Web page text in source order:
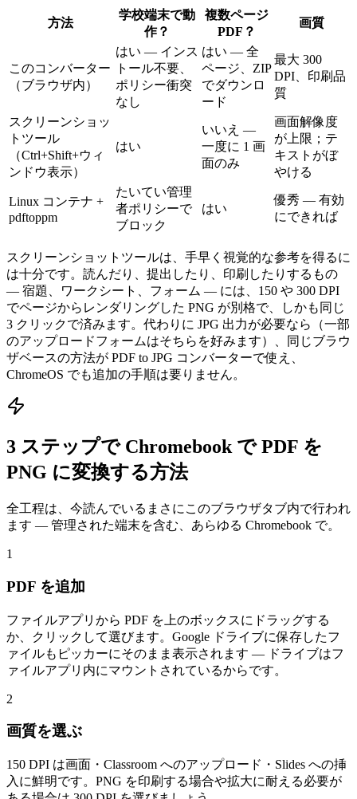
方法
学校端末で動
作？
複数ページ
PDF？
画質
このコンバーター
（ブラウザ内）
はい — インス
トール不要、
ポリシー衝突
なし
はい — 全
ページ、ZIP
でダウンロ
ード
最大 300
DPI、印刷品
質
スクリーンショッ
トツール
（Ctrl+Shift+ウィ
ンドウ表示）
はい
いいえ —
一度に 1 画
面のみ
画面解像度
が上限；テ
キストがぼ
やける
Linux コンテナ +
pdftoppm
たいてい管理
者ポリシーで
ブロック
はい
優秀 — 有効
にできれば
スクリーンショットツールは、手早く視覚的な参考を得るに
は十分です。読んだり、提出したり、印刷したりするもの
— 宿題、ワークシート、フォーム — には、150 や 300 DPI
でページからレンダリングした PNG が別格で、しかも同じ
3 クリックで済みます。代わりに JPG 出力が必要なら（一部
のアップロードフォームはそちらを好みます）、同じブラウ
ザベースの方法が PDF to JPG コンバーターで使え、
ChromeOS でも追加の手順は要りません。
3 ステップで Chromebook で PDF を
PNG に変換する方法
全工程は、今読んでいるまさにこのブラウザタブ内で行われ
ます — 管理された端末を含む、あらゆる Chromebook で。
1
PDF を追加
ファイルアプリから PDF を上のボックスにドラッグする
か、クリックして選びます。Google ドライブに保存したフ
ァイルもピッカーにそのまま表示されます — ドライブはフ
ァイルアプリ内にマウントされているからです。
2
画質を選ぶ
150 DPI は画面・Classroom へのアップロード・Slides への挿
入に鮮明です。PNG を印刷する場合や拡大に耐える必要が